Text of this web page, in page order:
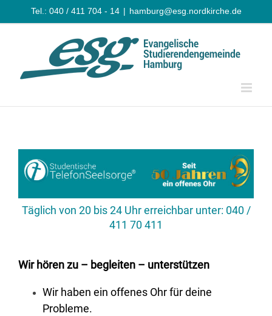
Inhalt
Tel.: 040 / 411 704 - 14 | hamburg@esg.nordkirche.de
Täglich von 20 bis 24 Uhr erreichbar unter: 040 /
411 70 411
Wir hören zu – begleiten – unterstützen
Wir haben ein offenes Ohr für deine
Probleme.